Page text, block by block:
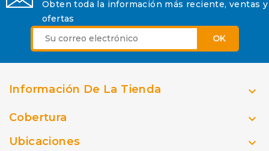
Obten toda la información más reciente, ventas y
ofertas
Información De La Tienda 
Cobertura 
Ubicaciones 